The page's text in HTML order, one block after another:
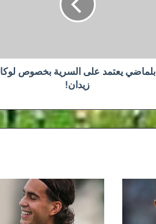
بلماضي يعتمد على السرية بخصوص لوكا
زيدان!